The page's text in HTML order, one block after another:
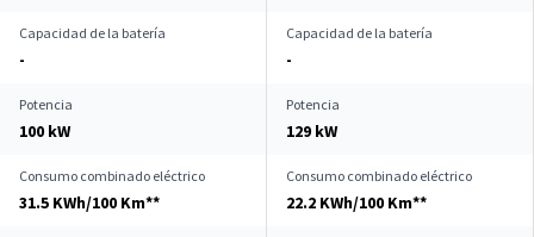
Capacidad de la batería
-
Capacidad de la batería
-
Potencia
100 kW
Potencia
129 kW
Consumo combinado eléctrico
31.5 KWh/100 Km**
Consumo combinado eléctrico
22.2 KWh/100 Km**